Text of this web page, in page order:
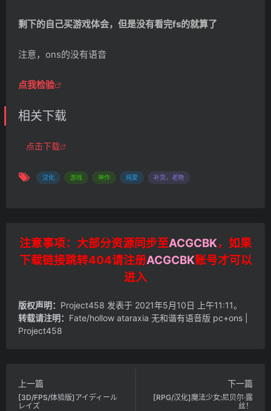
剩下的自己买游戏体会，但是没有看完fs的就算了
注意，ons的没有语音
点我检验
相关下载
点击下载
汉化 游戏 神作 纯爱 补货，老物
注意事项：大部分资源同步至ACGCBK，如果
下载链接跳转404请注册ACGCBK账号才可以
进入
版权声明： Project458 发表于 2021年5月10日 上午11:11。
转载请注明： Fate/hollow ataraxia 无和谐有语音版 pc+ons |
Project458
上一篇
[3D/FPS/体验版]アイディール
レイズ
下一篇
[RPG/汉化]魔法少女:尼贝尔·露
丝！